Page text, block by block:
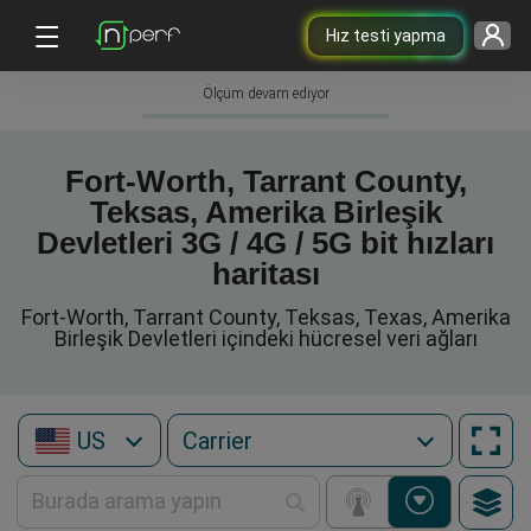
Hız testi yapma
Ölçüm devam ediyor
Fort-Worth, Tarrant County,
Teksas, Amerika Birleşik
Devletleri 3G / 4G / 5G bit hızları
haritası
Fort-Worth, Tarrant County, Teksas, Texas, Amerika
Birleşik Devletleri içindeki hücresel veri ağları
US